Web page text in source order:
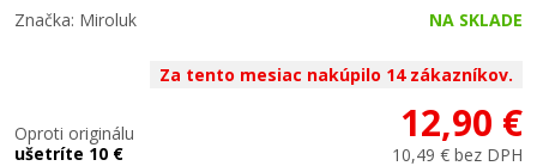
Značka: Miroluk NA SKLADE
Za tento mesiac nakúpilo 14 zákazníkov.
Oproti originálu
ušetríte 10 €
12,90 €
10,49 € bez DPH